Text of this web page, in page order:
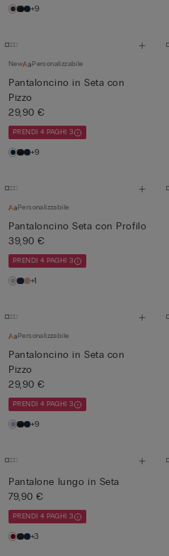
+9
New Personalizzabile
Pantaloncino in Seta con
Pizzo
29,90 €
PRENDI 4 PAGHI 3
+9
Personalizzabile
Pantaloncino Seta con Profilo
39,90 €
PRENDI 4 PAGHI 3
+1
Personalizzabile
Pantaloncino in Seta con
Pizzo
29,90 €
PRENDI 4 PAGHI 3
+9
Pantalone lungo in Seta
79,90 €
PRENDI 4 PAGHI 3
+3